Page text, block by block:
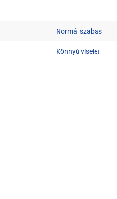
Normál szabás
Könnyű viselet